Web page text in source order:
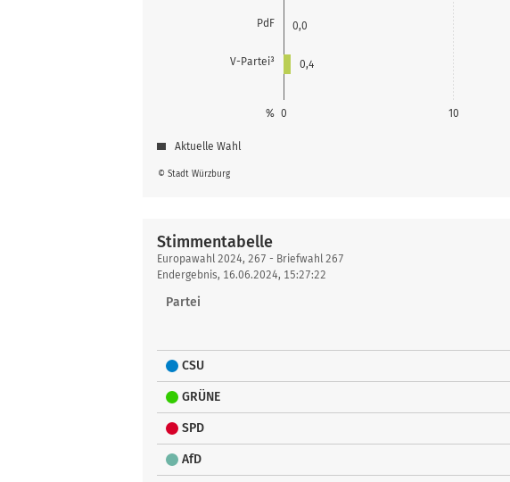
PdF
V-Partei³
0 10
%
0,0
0,4
© Stadt Würzburg
Aktuelle Wahl
Stimmentabelle
Stimmentabelle
Europawahl 2024, 267 - Briefwahl 267
Endergebnis, 16.06.2024, 15:27:22
Partei
CSU
GRÜNE
SPD
AfD